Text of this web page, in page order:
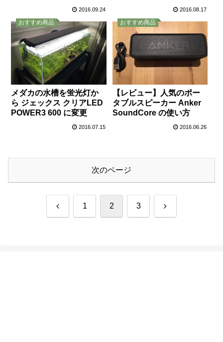
2016.09.24 2016.08.17
おすすめ商品
メダカの水槽を蛍光灯か
ら ジェックス クリアLED
POWER3 600 に変更
2016.07.15
おすすめ商品
【レビュー】人気のポー
タブルスピーカー Anker
SoundCore の使い方
2016.06.26
次のページ
前 1 2 3 次